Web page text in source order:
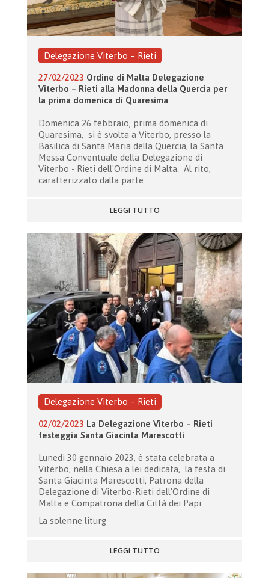
Delegazione Viterbo – Rieti
27/02/2023 Ordine di Malta Delegazione
Viterbo – Rieti alla Madonna della Quercia per
la prima domenica di Quaresima
Domenica 26 febbraio, prima domenica di
Quaresima, si è svolta a Viterbo, presso la
Basilica di Santa Maria della Quercia, la Santa
Messa Conventuale della Delegazione di
Viterbo - Rieti dell'Ordine di Malta. Al rito,
caratterizzato dalla parte
LEGGI TUTTO
Delegazione Viterbo – Rieti
02/02/2023 La Delegazione Viterbo – Rieti
festeggia Santa Giacinta Marescotti
Lunedi 30 gennaio 2023, è stata celebrata a
Viterbo, nella Chiesa a lei dedicata, la festa di
Santa Giacinta Marescotti, Patrona della
Delegazione di Viterbo-Rieti dell'Ordine di
Malta e Compatrona della Città dei Papi.
La solenne liturg
LEGGI TUTTO